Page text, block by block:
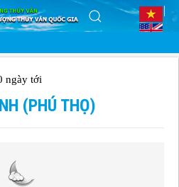
ngày tới
(PHÚ THỌ)